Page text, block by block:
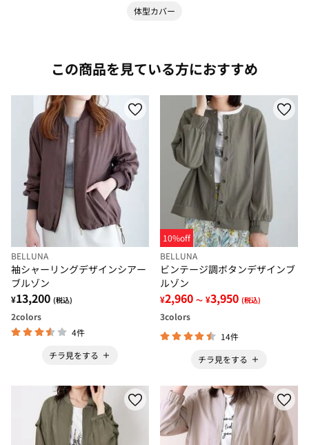
体型カバー
この商品を見ている方におすすめ
BELLUNA
袖シャーリングデザインシアー
ブルゾン
¥13,200 (税込)
2colors
4件
チラ見をする
10%off
BELLUNA
ビンテージ調ボタンデザインブ
ルゾン
¥2,960 ～ ¥3,950 (税込)
3colors
14件
チラ見をする